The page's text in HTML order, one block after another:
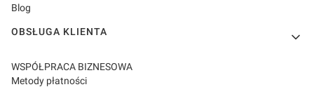
Blog
OBSŁUGA KLIENTA
WSPÓŁPRACA BIZNESOWA
Metody płatności